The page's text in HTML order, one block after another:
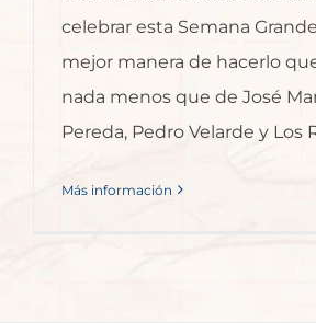
celebrar esta Semana
mejor manera de hacerlo
nada menos que de José
Pereda, Pedro Velarde y Los
Más información